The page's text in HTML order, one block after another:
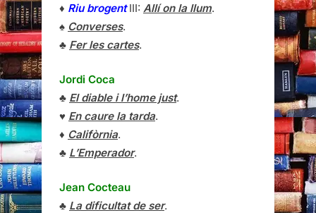
♦ Riu brogentIII: Allí on la llum.
♠ Converses.
♣ Fer les cartes.
Jordi Coca
♣ El diable i l’home just.
♥ En caure la tarda.
♦ Califòrnia.
♣ L’Emperador.
Jean Cocteau
♣ La dificultat de ser.